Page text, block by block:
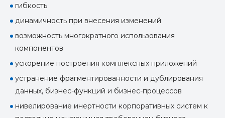
гибкость
динамичность при внесения изменений
возможность многократного использования
компонентов
ускорение построения комплексных приложений
устранение фрагментированности и дублирования
данных, бизнес-функций и бизнес-процессов
нивелирование инертности корпоративных систем к